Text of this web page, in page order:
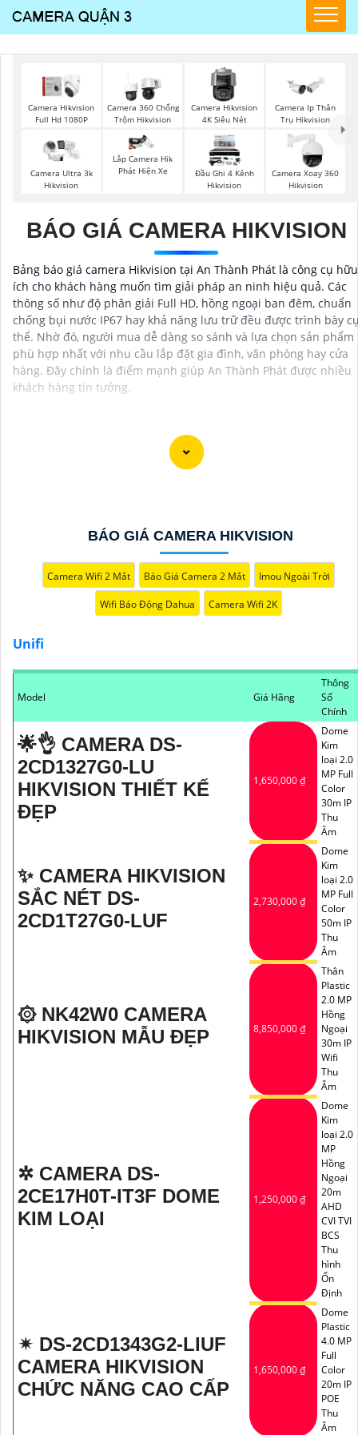
Camera Hikvision
Full Hd 1080P
Camera 360 Chống
Trộm Hikvision
Camera Hikvision
4K Siêu Nét
Camera Ip Thân
Trụ Hikvision
Camera Ultra 3k
Hikvision
Lắp Camera Hik
Phát Hiện Xe
Đầu Ghi 4 Kênh
Hikvision
Camera Xoay 360
Hikvision
BÁO GIÁ CAMERA HIKVISION
Bảng báo giá camera Hikvision tại An Thành Phát là công cụ hữu
ích cho khách hàng muốn tìm giải pháp an ninh hiệu quả. Các
thông số như độ phân giải Full HD, hồng ngoại ban đêm, chuẩn
chống bụi nước IP67 hay khả năng lưu trữ đều được trình bày
thể. Nhờ đó, người mua dễ dàng so sánh và lựa chọn sản phẩm
phù hợp nhất với nhu cầu lắp đặt gia đình, văn phòng hay cửa
hàng. Đây chính là điểm mạnh giúp An Thành Phát được nhiều
khách hàng tin tưởng.
BÁO GIÁ CAMERA HIKVISION
Camera Wifi 2 Mắt Báo Giá Camera 2 Mắt Imou Ngoài Trời
Wifi Báo Động Dahua Camera Wifi 2K
Unifi
Model Giá Hãng
Thông
Số
Chính
🌟👌 CAMERA DS-
2CD1327G0-LU
HIKVISION THIẾT KẾ
ĐẸP
1,650,000 ₫
Dome
Kim
loại 2.0
MP Full
Color
30m IP
Thu
Âm
✨ CAMERA HIKVISION
SẮC NÉT DS-
2CD1T27G0-LUF
2,730,000 ₫
Dome
Kim
loại 2.0
MP Full
Color
50m IP
Thu
Âm
۞ NK42W0 CAMERA
HIKVISION MẪU ĐẸP
8,850,000 ₫
Thân
Plastic
2.0 MP
Hồng
Ngoại
30m IP
Wifi
Thu
Âm
✲ CAMERA DS-
2CE17H0T-IT3F DOME
KIM LOẠI
1,250,000 ₫
Dome
Kim
loại 2.0
MP
Hồng
Ngoại
20m
AHD
CVI TVI
BCS
Thu
hình
Ổn
Định
✴ DS-2CD1343G2-LIUF
CAMERA HIKVISION
CHỨC NĂNG CAO CẤP
1,650,000 ₫
Dome
Plastic
4.0 MP
Full
Color
20m IP
POE
Thu
Âm